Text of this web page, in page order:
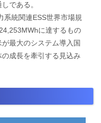
である。
系統関連ESS世界市場規
に達するもの
最大のシステム導入国
成長を牽引する見込み